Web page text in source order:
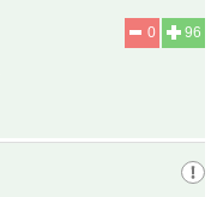
96
0